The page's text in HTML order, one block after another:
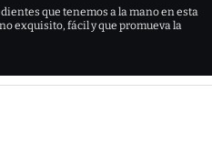
que tenemos a la mano en esta
exquisito, fácil y que promueva la